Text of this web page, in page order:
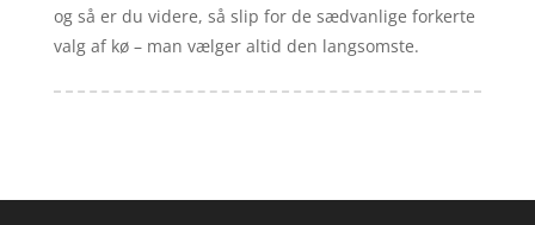
og så er du videre, så slip for de sædvanlige forkerte
valg af kø – man vælger altid den langsomste.